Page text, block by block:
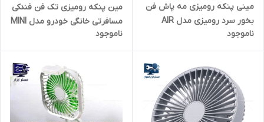
مینی پنکه رومیزی مه پاش فن
بخور سرد رومیزی مدل AIR
COOLER FAN
ناموجود
مین پنکه رومیزی تک فن فندکی
مسافرتی خانگی خودرو مدل MINI
FAN CAR CZ01 FANDAKI
ناموجود